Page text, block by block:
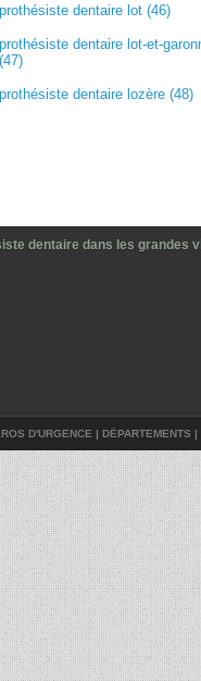
prothésiste dentaire lot (46)
prothésiste dentaire lot-et-
(47)
prothésiste dentaire lozère (48)
dentaire dans les grandes
D'URGENCE | DÉPARTEMENTS |